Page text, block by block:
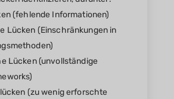
(fehlende Informationen)
Lücken (Einschränkungen in
Lücken (unvollständige
(zu wenig erforschte